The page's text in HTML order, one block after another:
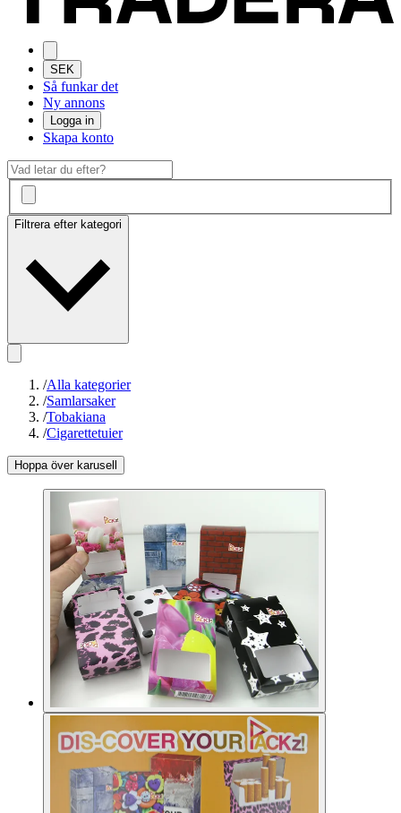
SEK
Så funkar det
Ny annons
Logga in
Skapa konto
Filtrera efter kategori
/Alla kategorier
/Samlarsaker
/Tobakiana
/Cigarettetuier
Hoppa över karusell